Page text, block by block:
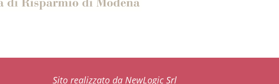
Sito realizzato da NewLogic Srl